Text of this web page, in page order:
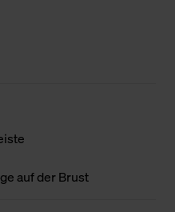
auf der Brust